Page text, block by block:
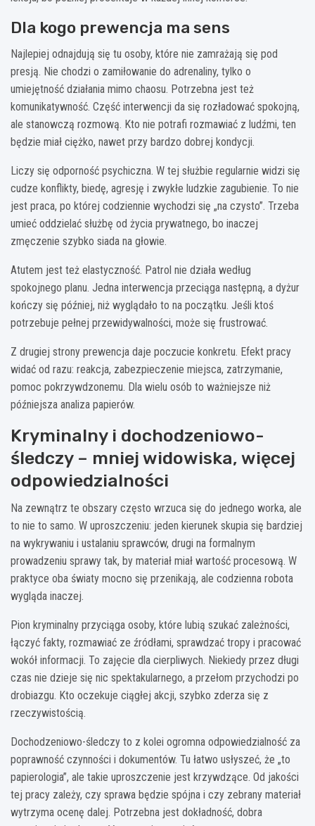
Dla kogo prewencja ma sens
Najlepiej odnajdują się tu osoby, które nie zamrażają się pod
presją. Nie chodzi o zamiłowanie do adrenaliny, tylko o
umiejętność działania mimo chaosu. Potrzebna jest też
komunikatywność. Część interwencji da się rozładować spokojną,
ale stanowczą rozmową. Kto nie potrafi rozmawiać z ludźmi, ten
będzie miał ciężko, nawet przy bardzo dobrej kondycji.
Liczy się odporność psychiczna. W tej służbie regularnie widzi się
cudze konflikty, biedę, agresję i zwykłe ludzkie zagubienie. To nie
jest praca, po której codziennie wychodzi się „na czysto”. Trzeba
umieć oddzielać służbę od życia prywatnego, bo inaczej
zmęczenie szybko siada na głowie.
Atutem jest też elastyczność. Patrol nie działa według
spokojnego planu. Jedna interwencja przeciąga następną, a dyżur
kończy się później, niż wyglądało to na początku. Jeśli ktoś
potrzebuje pełnej przewidywalności, może się frustrować.
Z drugiej strony prewencja daje poczucie konkretu. Efekt pracy
widać od razu: reakcja, zabezpieczenie miejsca, zatrzymanie,
pomoc pokrzywdzonemu. Dla wielu osób to ważniejsze niż
późniejsza analiza papierów.
Kryminalny i dochodzeniowo-
śledczy – mniej widowiska, więcej
odpowiedzialności
Na zewnątrz te obszary często wrzuca się do jednego worka, ale
to nie to samo. W uproszczeniu: jeden kierunek skupia się bardziej
na wykrywaniu i ustalaniu sprawców, drugi na formalnym
prowadzeniu sprawy tak, by materiał miał wartość procesową. W
praktyce oba światy mocno się przenikają, ale codzienna robota
wygląda inaczej.
Pion kryminalny przyciąga osoby, które lubią szukać zależności,
łączyć fakty, rozmawiać ze źródłami, sprawdzać tropy i pracować
wokół informacji. To zajęcie dla cierpliwych. Niekiedy przez długi
czas nie dzieje się nic spektakularnego, a przełom przychodzi po
drobiazgu. Kto oczekuje ciągłej akcji, szybko zderza się z
rzeczywistością.
Dochodzeniowo-śledczy to z kolei ogromna odpowiedzialność za
poprawność czynności i dokumentów. Tu łatwo usłyszeć, że „to
papierologia”, ale takie uproszczenie jest krzywdzące. Od jakości
tej pracy zależy, czy sprawa będzie spójna i czy zebrany materiał
wytrzyma ocenę dalej. Potrzebna jest dokładność, dobra